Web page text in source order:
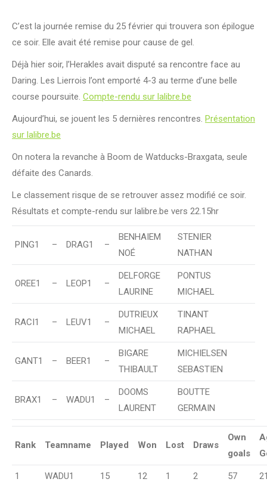
C’est la journée remise du 25 février qui trouvera son épilogue
ce soir. Elle avait été remise pour cause de gel.
Déjà hier soir, l’Herakles avait disputé sa rencontre face au
Daring. Les Lierrois l’ont emporté 4-3 au terme d’une belle
course poursuite. Compte-rendu sur lalibre.be
Aujourd’hui, se jouent les 5 dernières rencontres. Présentation
sur lalibre.be
On notera la revanche à Boom de Watducks-Braxgata, seule
défaite des Canards.
Le classement risque de se retrouver assez modifié ce soir.
Résultats et compte-rendu sur lalibre.be vers 22.15hr
PING1 – DRAG1 –
BENHAIEM
NOÉ
STENIER
NATHAN
OREE1 – LEOP1 –
DELFORGE
LAURINE
PONTUS
MICHAEL
RACI1 – LEUV1 –
DUTRIEUX
MICHAEL
TINANT
RAPHAEL
GANT1 – BEER1 –
BIGARE
THIBAULT
MICHIELSEN
SEBASTIEN
BRAX1 – WADU1 –
DOOMS
LAURENT
BOUTTE
GERMAIN
Rank Teamname Played Won Lost Draws
Own
goals
1 WADU1 15 12 1 2 57